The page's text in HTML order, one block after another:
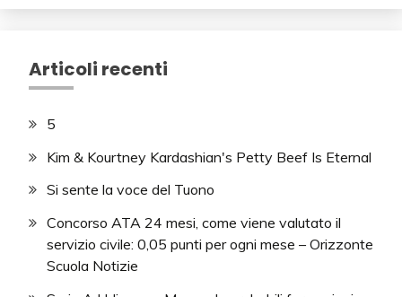
Articoli recenti
5
Kim & Kourtney Kardashian's Petty Beef Is Eternal
Si sente la voce del Tuono
Concorso ATA 24 mesi, come viene valutato il
servizio civile: 0,05 punti per ogni mese – Orizzonte
Scuola Notizie